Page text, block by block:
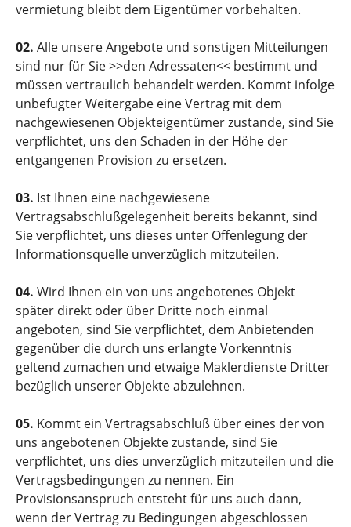
vermietung bleibt dem Eigentümer vorbehalten.
02. Alle unsere Angebote und sonstigen Mitteilungen
sind nur für Sie >>den Adressaten<< bestimmt und
müssen vertraulich behandelt werden. Kommt infolge
unbefugter Weitergabe eine Vertrag mit dem
nachgewiesenen Objekteigentümer zustande, sind Sie
verpflichtet, uns den Schaden in der Höhe der
entgangenen Provision zu ersetzen.
03. Ist Ihnen eine nachgewiesene
Vertragsabschlußgelegenheit bereits bekannt, sind
Sie verpflichtet, uns dieses unter Offenlegung der
Informationsquelle unverzüglich mitzuteilen.
04. Wird Ihnen ein von uns angebotenes Objekt
später direkt oder über Dritte noch einmal
angeboten, sind Sie verpflichtet, dem Anbietenden
gegenüber die durch uns erlangte Vorkenntnis
geltend zumachen und etwaige Maklerdienste Dritter
bezüglich unserer Objekte abzulehnen.
05. Kommt ein Vertragsabschluß über eines der von
uns angebotenen Objekte zustande, sind Sie
verpflichtet, uns dies unverzüglich mitzuteilen und die
Vertragsbedingungen zu nennen. Ein
Provisionsanspruch entsteht für uns auch dann,
wenn der Vertrag zu Bedingungen abgeschlossen